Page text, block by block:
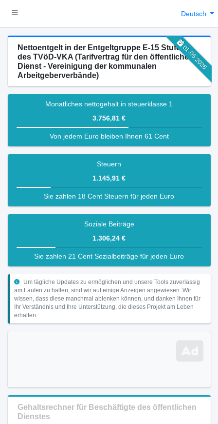
Deutsch
01.05.2026
Nettoentgelt in der Entgeltgruppe E-15 Stufe 2
des TVöD-VKA (Tarifvertrag für den öffentlichen
Dienst - Vereinigung der kommunalen
Arbeitgeberverbände)
Monatliches nettogehalt in steuerklasse 1
3.756,81 €
Von jedem Euro bleiben Ihnen 61 Cent
Steuern
1.145,91 €
Sie zahlen 18 Cent Steuern für jeden Euro
Soziale Beiträge
1.306,24 €
Sie zahlen 21 Cent Sozialbeiträge für jeden Euro
Um tägliche Updates zu ermöglichen und unsere Tools zuverlässig
am Laufen zu halten, sind wir auf einige Anzeigen angewiesen. Wir
wissen, dass diese manchmal ablenken können, und danken Ihnen für
Ihr Verständnis und Ihre Unterstützung, die dieses Projekt am Leben
erhalten.
Gehaltsrechner für Beschäftigte des öffentlichen
Dienstes